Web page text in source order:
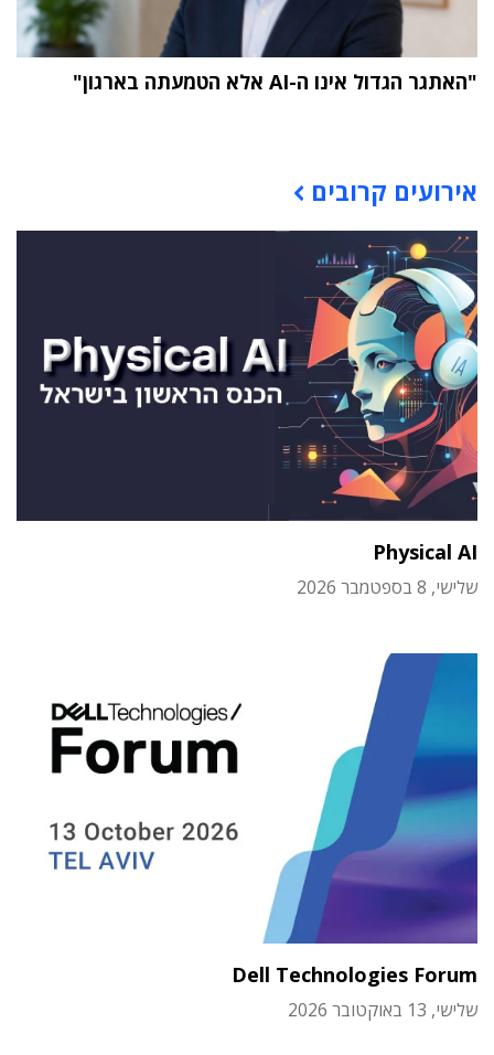
"האתגר הגדול אינו ה-AI אלא הטמעתה בארגון"
אירועים קרובים
Physical AI
שלישי, 8 בספטמבר 2026
Dell Technologies Forum
שלישי, 13 באוקטובר 2026